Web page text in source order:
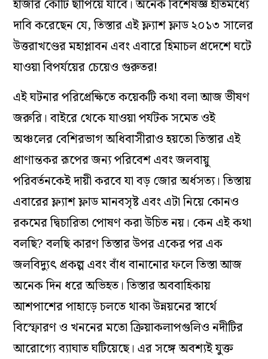
হাজার কোটি ছাপিয়ে যাবে। অনেক বিশেষজ্ঞ ইতিমধ্যে
দাবি করেছেন যে, তিস্তার এই ফ্ল্যাশ ফ্লাড ২০১৩ সালের
উত্তরাখণ্ডের মহাপ্লাবন এবং এবারে হিমাচল প্রদেশে ঘটে
যাওয়া বিপর্যয়ের চেয়েও গুরুতর!
এই ঘটনার পরিপ্রেক্ষিতে কয়েকটি কথা বলা আজ ভীষণ
জরুরি। বাইরে থেকে যাওয়া পর্যটক সমেত ওই
অঞ্চলের বেশিরভাগ অধিবাসীরাও হয়তো তিস্তার এই
প্রাণান্তকর রূপের জন্য পরিবেশ এবং জলবায়ু
পরিবর্তনকেই দায়ী করবে যা বড় জোর অর্ধসত্য। তিস্তায়
এবারের ফ্ল্যাশ ফ্লাড মানবসৃষ্ট এবং এটা নিয়ে কোনও
রকমের দ্বিচারিতা পোষণ করা উচিত নয়। কেন এই কথা
বলছি? বলছি কারণ তিস্তার উপর একের পর এক
জলবিদ্যুৎ প্রকল্প এবং বাঁধ বানানোর ফলে তিস্তা আজ
অনেক দিন ধরে অভিহত। তিস্তার অববাহিকায়
আশপাশের পাহাড়ে চলতে থাকা উন্নয়নের স্বার্থে
বিস্ফোরণ ও খননের মতো ক্রিয়াকলাপগুলিও নদীটির
আরোগ্যে ব্যাঘাত ঘটিয়েছে। এর সঙ্গে অবশ্যই যুক্ত